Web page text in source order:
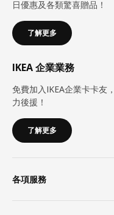
日優惠及各類驚喜贈品！
了解更多
IKEA 企業業務
免費加入IKEA企業卡卡友
力後援！
了解更多
各項服務